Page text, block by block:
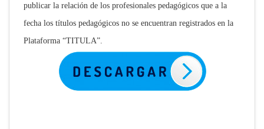
publicar la relación de los profesionales pedagógicos que a la
fecha los títulos pedagógicos no se encuentran registrados en la
Plataforma “TITULA”.